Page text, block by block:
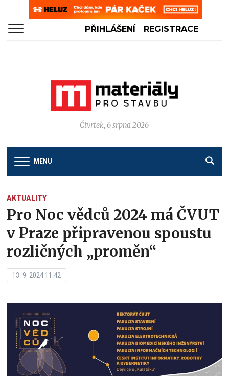
PŘIHLÁŠENÍ REGISTRACE
Čtvrtek, 6 srpna 2026
MENU
AKTUALITY
Pro Noc vědců 2024 má ČVUT
v Praze připravenou spoustu
rozličných „proměn“
13. 9. 2024 11:42